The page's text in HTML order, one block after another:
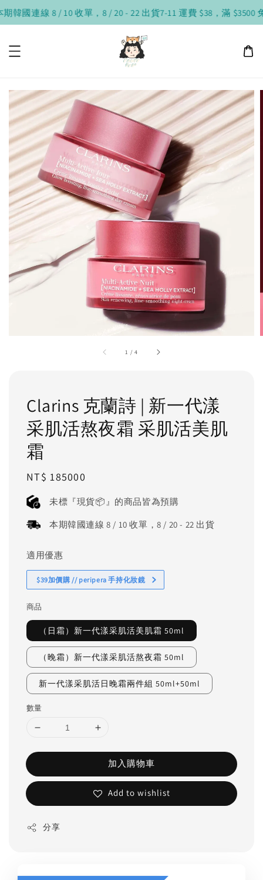
韓國連線 8 / 10 收單，8 / 20 - 22 出貨7-11 運費 $38，滿 $3500 免
1 /4
Clarins 克蘭詩 | 新一代漾
采肌活熬夜霜 采肌活美肌
霜
Regular
price
NT$ 185000
未標『現貨📦』的商品皆為預購
本期韓國連線 8 / 10 收單，8 / 20 - 22 出貨
適用優惠
$39加價購 // peripera 手持化妝鏡
商品
（日霜）新一代漾采肌活美肌霜 50ml
（晚霜）新一代漾采肌活熬夜霜 50ml
新一代漾采肌活日晚霜兩件組 50ml+50ml
數量
加入購物車
Add to wishlist
分享